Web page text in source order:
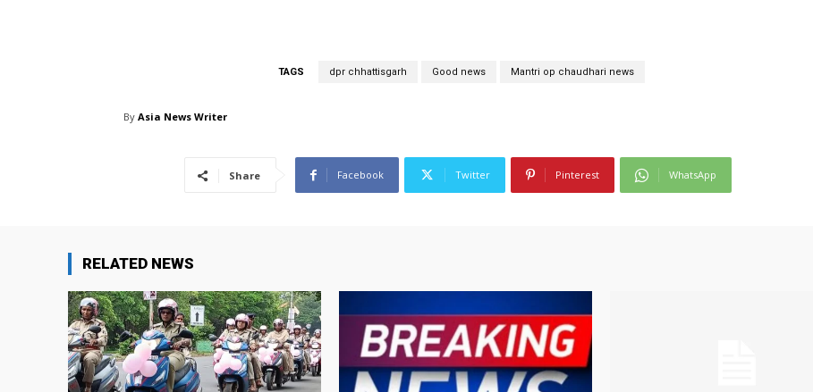
TAGS dpr chhattisgarh Good news Mantri op chaudhari news
By Asia News Writer
Share Facebook Twitter Pinterest WhatsApp
RELATED NEWS